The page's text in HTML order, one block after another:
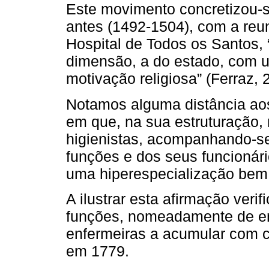
Este movimento
antes (1492-1504), com a
Hospital de Todos os
dimensão, a do estado, com
motivação religiosa” (Ferraz,
Notamos alguma distância
em que, na sua
higienistas, acompanhando-
funções e dos seus
uma hiperespecialização
A ilustrar esta afirmação
funções, nomeadamente de
enfermeiras a acumular com
em 1779.